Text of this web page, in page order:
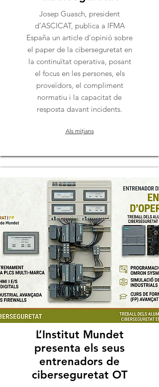
Josep Guasch, president
d’ASCICAT, publica a IFMA
España un article d’opinió sobre
el paper de la ciberseguretat en
la continuïtat operativa, posant
el focus en les persones, els
proveïdors, el compliment
normatiu i la capacitat de
resposta davant incidents.
Als mitjans
L’Institut Mundet
presenta els seus
entrenadors de
ciberseguretat OT